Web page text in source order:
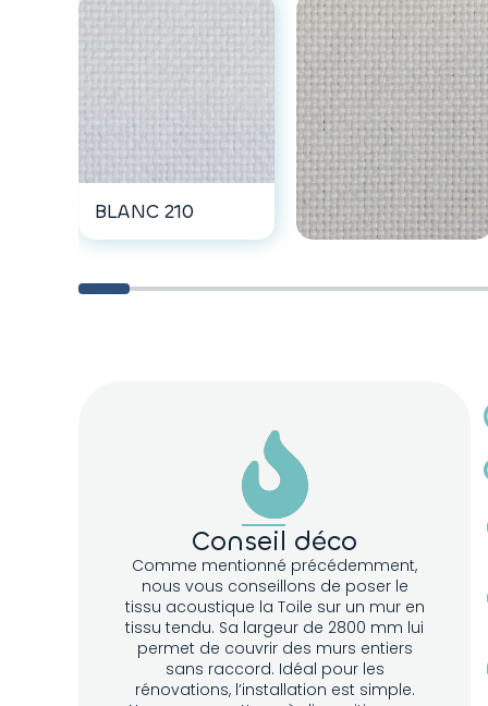
BLANC 210
Conseil déco
Comme mentionné précédemment,
nous vous conseillons de poser le
tissu acoustique la Toile sur un mur en
tissu tendu. Sa largeur de 2800 mm lui
permet de couvrir des murs entiers
sans raccord. Idéal pour les
rénovations, l’installation est simple.